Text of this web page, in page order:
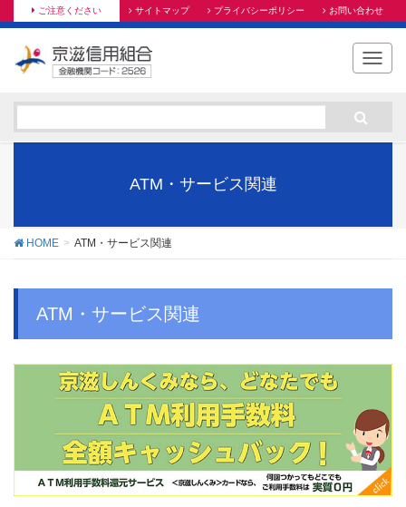
ご注意ください サイトマップ プライバシーポリシー お問い合わせ
T
l
g
o
ATM・サービス関連
HOME ATM・サービス関連
ATM・サービス関連